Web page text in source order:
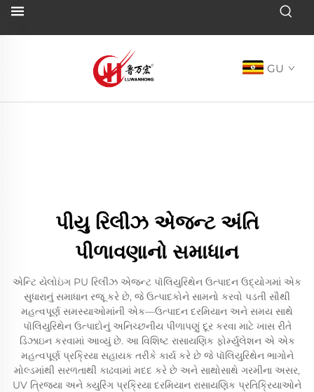
GU
પીયુ રિલીઝ એજન્ટ અંતિ
પીળાવણાનો સમાધાન
એન્ટિ યેલોઇંગ PU રિલીઝ એજન્ટ પૉલિયુરિથેન ઉત્પાદન ઉદ્યોગમાં એક
સુધારાનું સમાધાન રજૂ કરે છે, જે ઉત્પાદકોને સામનો કરવો પડતી સૌથી
મહત્વપૂર્ણ સમસ્યાઓમાંની એક—ઉત્પાદન દરમિયાન અને સમય સાથે
પૉલિયુરિથેન ઉત્પાદોનું અનિચ્છનીય પીળાપણું દૂર કરવા માટે ખાસ રીતે
ડિઝાઇન કરવામાં આવ્યું છે. આ વિશિષ્ટ રાસાયણિક ફોર્મ્યુલેશન એ એક
મહત્વપૂર્ણ પ્રક્રિયા સહાયક તરીકે કાર્ય કરે છે જે પૉલિયુરિથેન ભાગોને
મોલ્ડમાંથી સરળતાથી કાઢવામાં મદદ કરે છે અને સાથોસાથે ગરમીના અસર,
UV ત્રિજ્યા અને ક્યુરિંગ પ્રક્રિયા દરમિયાન રાસાયણિક પ્રતિક્રિયાઓને